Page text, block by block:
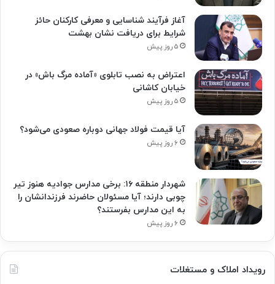
آغاز فرآیند شناسایی و معرفی کارکنان حائز
شرایط برای دریافت نشان بهشت
۵ روز پیش
اعتراض به نصب تابلوی «آماده مرگ باش» در
خیابان کاشانی
۵ روز پیش
آیا قیمت فولاد جهانی دوباره صعودی می‌شود؟
۶ روز پیش
شهردار منطقه ۱۶: برخی مدارس جوادیه هنوز تیر
چوبی دارند؛ آیا مسئولان حاضرند فرزندانشان را
به این مدارس بفرستند؟
۶ روز پیش
رویداد املاک و مستغلات